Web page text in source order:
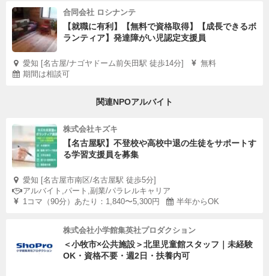
合同会社 ロシナンテ
【就職に有利】【無料で資格取得】【成長できるボ
ランティア】発達障がい児認定支援員
愛知 [名古屋/ナゴヤドーム前矢田駅 徒歩14分]
無料
期間は相談可
関連NPOアルバイト
株式会社キズキ
【名古屋駅】不登校や高校中退の生徒をサポートす
る学習支援員を募集
愛知 [名古屋市南区/名古屋駅 徒歩5分]
アルバイト,パート,副業/パラレルキャリア
1コマ（90分）あたり：1,840〜5,300円
半年からOK
株式会社小学館集英社プロダクション
＜小牧市×公共施設＞北里児童館スタッフ｜未経験
OK・資格不要・週2日・扶養内可